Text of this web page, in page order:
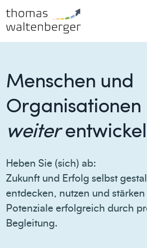
Menschen und
Organisationen
weiter
Heben Sie (sich) ab:
Zukunft und Erfolg selbst
entdecken, nutzen und stärken
Potenziale erfolgreich durch
Begleitung.